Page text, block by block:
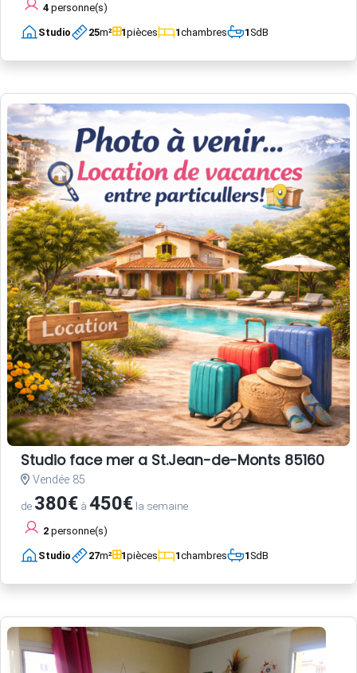
4 personne(s)
Studio 25m² 1pièces 1chambres 1SdB
Studio face mer a St.Jean-de-Monts 85160
Vendée 85
de 380€ à 450€ la semaine
2 personne(s)
Studio 27m² 1pièces 1chambres 1SdB